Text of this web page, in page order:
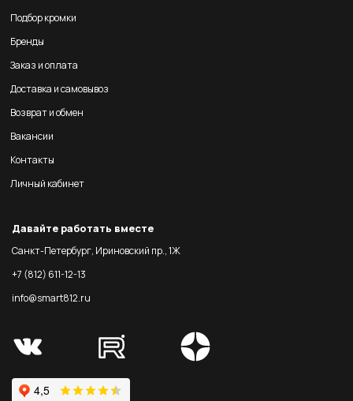
Подбор кромки
Бренды
Заказ и оплата
Доставка и самовывоз
Возврат и обмен
Вакансии
Контакты
Личный кабинет
Давайте работать вместе
Санкт-Петербург, Ириновский пр., 1Ж
+7 (812) 611-12-13
info@smart812.ru